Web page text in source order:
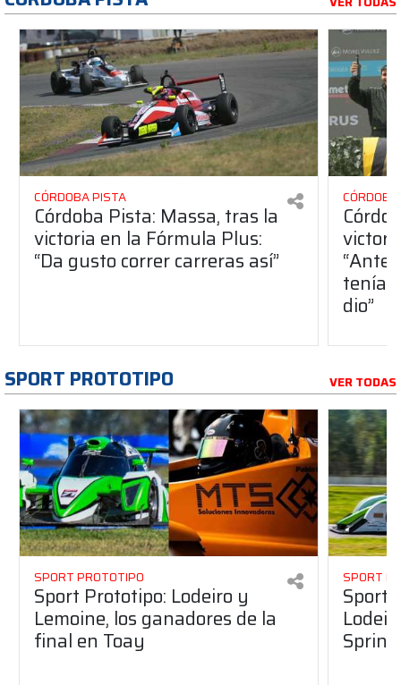
CÓRDOBA PISTA
Córdoba Pista: Massa, tras la
victoria en la Fórmula Plus:
“Da gusto correr carreras así”
dio”
SPORT PROTOTIPO VER TODAS
SPORT PROTOTIPO
Sport Prototipo: Lodeiro y
Lemoine, los ganadores de la
final en Toay
SPORT
Sport
Sprint